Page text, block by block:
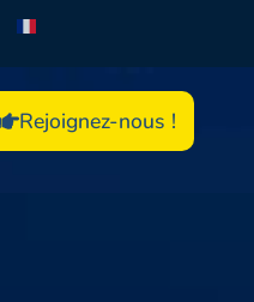
Rejoignez-nous !